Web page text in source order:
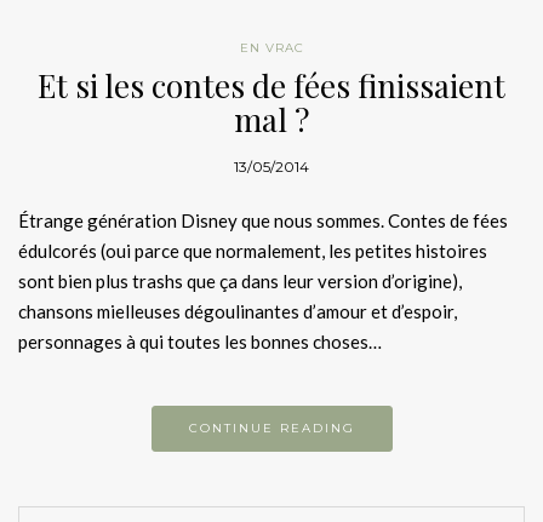
EN VRAC
Et si les contes de fées finissaient
mal ?
13/05/2014
Étrange génération Disney que nous sommes. Contes de fées
édulcorés (oui parce que normalement, les petites histoires
sont bien plus trashs que ça dans leur version d’origine),
chansons mielleuses dégoulinantes d’amour et d’espoir,
personnages à qui toutes les bonnes choses…
CONTINUE READING